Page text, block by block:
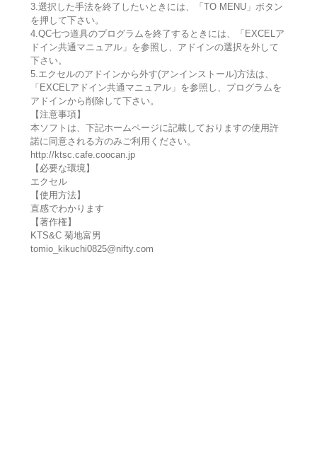
3.選択した手法を終了したいときには、「TO MENU」ボタン
を押して下さい。
4.QC七つ道具のプログラムを終了するときには、「EXCELア
ドイン共通マニュアル」を参照し、アドインの選択を外して
下さい。
5.エクセルのアドインから外す(アンインストール)方法は、
「EXCELアドイン共通マニュアル」を参照し、プログラムを
アドインから削除して下さい。
【注意事項】
本ソフトは、下記ホームページに記載しておりますの使用許
諾に同意される方のみご利用ください。
http://ktsc.cafe.coocan.jp
【必要な環境】
エクセル
【使用方法】
直感でわかります
【著作権】
KTS&C 菊地富男
tomio_kikuchi0825@nifty.com